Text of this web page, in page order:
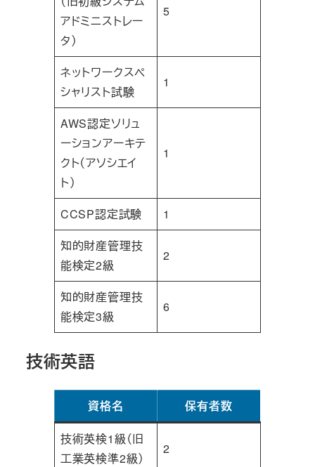
アドミニストレー
タ）
5
ネットワークスペ
シャリスト試験
1
AWS認定ソリュ
ーションアーキテ
クト（アソシエイ
ト）
1
CCSP認定試験
1
知的財産管理技
能検定2級
2
知的財産管理技
能検定3級
6
技術英語
資格名 保有者数
技術英検1級（旧
工業英検準2級）
2